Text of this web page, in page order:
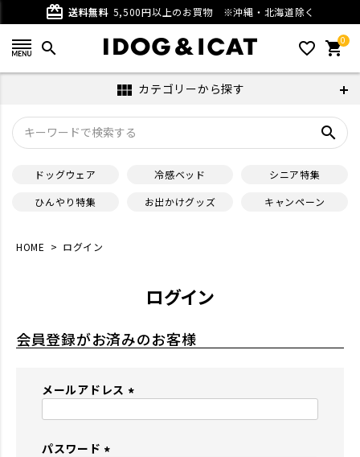
card_giftcard 送料無料 5,500円以上のお買物 ※沖縄・北海道除く
search favorite_outline 0
shopping_cart
view_module カテゴリーから探す
search
ドッグウェア 冷感ベッド
シニア特集
ひんやり特集
お出かけグッズ キャンペーン
HOME ログイン
ログイン
会員登録がお済みのお客様
メールアドレス
パスワード